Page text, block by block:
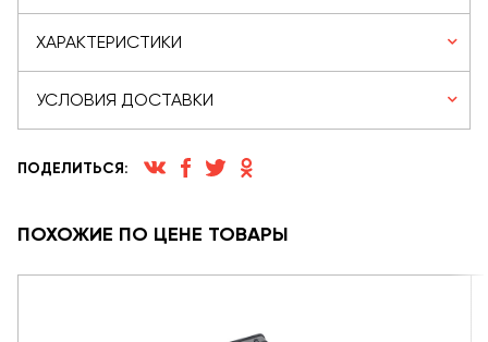
ХАРАКТЕРИСТИКИ
УСЛОВИЯ ДОСТАВКИ
ПОДЕЛИТЬСЯ:
ПОХОЖИЕ ПО ЦЕНЕ ТОВАРЫ